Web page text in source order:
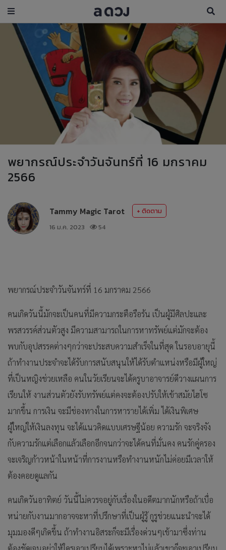
พยากรณ์ประจำวันจันทร์ที่ 16 มกราคม
2566
Tammy Magic Tarot
+ ติดตาม
16 ม.ค. 2023
54
พยากรณ์ประจำวันจันทร์ที่ 16 มกราคม 2566
คนเกิดวันนี้มักจะเป็นคนที่มีความกระตือรือร้น เป็นผู้มีศิลปะและ
พรสวรรค์ส่วนตัวสูง มีความสามารถในการหาทรัพย์แต่มักจะต้อง
พบกับอุปสรรคต่างๆกว่าจะประสบความสำเร็จในที่สุด ในรอบอายุนี้
ถ้าทำงานประจำจะได้รับการสนับสนุนให้ได้รับตำแหน่งหรือมีผู้ใหญ่
ที่เป็นหญิงช่วยเหลือ คนในวัยเรียนจะได้ครูบาอาจารย์ดีวางแผนการ
เรียนให้ งานส่วนตัวยังรับทรัพย์แต่คงจะต้องปรับให้เข้าสมัยไฮโซ
มากขึ้น การเงิน จะมีช่องทางในการหารายได้เพิ่ม ได้เงินพิเศษ
ผู้ใหญ่ให้เงินลงทุน จะได้แนวคิดแบบเศรษฐีน้อย ความรัก จะจริงจัง
กับความรักแต่เลือกแล้วเลือกอีกจนกว่าจะได้คนที่มั่นคง คนรักคู่ครอง
จะเจริญก้าวหน้าในหน้าที่การงานหรือทำงานหนักไม่ค่อยมีเวลาให้
ต้องคอยดูแลกัน
คนเกิดวันอาทิตย์ วันนี้ไม่ควรจอยู่กับเรื่องในอดีตมากนักหรือถ้าเบื่อ
หน่ายกับงานมากอาจจะหาที่ปรึกษาที่เป็นผู้รู้ กูรูช่วยแนะนำจะได้
มุมมองดีๆเกิดขึ้น ถ้าทำงานอิสระก็จะมีเรื่องด่วนๆเข้ามาซึ่งท่าน